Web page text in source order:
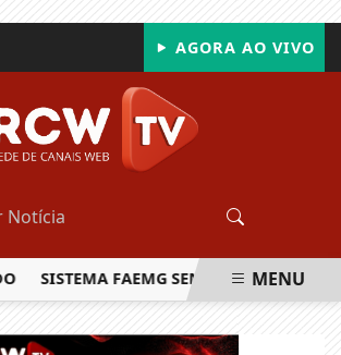
AGORA AO VIVO
SISTEMA FAEMG SENAR LANÇA OMENU